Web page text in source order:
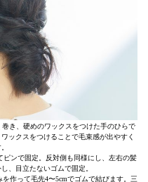
き、硬めのワックスをつけた手のひらで
ックスをつけることで毛束感が出やすく
ンで固定。反対側も同様にし、左右の髪
、目立たないゴムで固定。
作って毛先4〜5cmでゴムで結びます。三